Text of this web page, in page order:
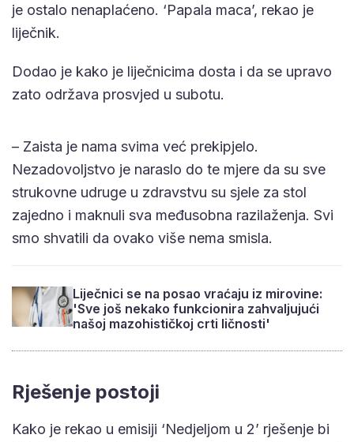
je ostalo nenaplaćeno. ‘Papala maca’, rekao je
liječnik.
Dodao je kako je liječnicima dosta i da se upravo
zato održava prosvjed u subotu.
– Zaista je nama svima već prekipjelo.
Nezadovoljstvo je naraslo do te mjere da su sve
strukovne udruge u zdravstvu su sjele za stol
zajedno i maknuli sva međusobna razilaženja. Svi
smo shvatili da ovako više nema smisla.
Liječnici se na posao vraćaju iz mirovine:
'Sve još nekako funkcionira zahvaljujući
našoj mazohističkoj crti ličnosti'
Rješenje postoji
Kako je rekao u emisiji ‘Nedjeljom u 2’ rješenje bi